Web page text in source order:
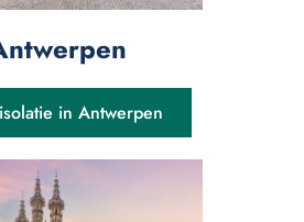
in Antwerpen